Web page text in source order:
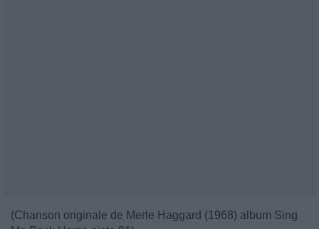
(Chanson originale de Merle Haggard (1968) album Sing